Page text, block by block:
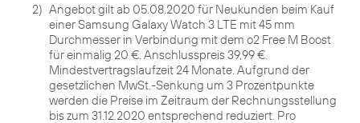
2) Angebot gilt ab 05.08.2020 für Neukunden beim Kauf
einer Samsung Galaxy Watch 3 LTE mit 45 mm
Durchmesser in Verbindung mit dem o2 Free M Boost
für einmalig 20 €. Anschlusspreis 39,99 €.
Mindestvertragslaufzeit 24 Monate. Aufgrund der
gesetzlichen MwSt.-Senkung um 3 Prozentpunkte
werden die Preise im Zeitraum der Rechnungsstellung
bis zum 31.12.2020 entsprechend reduziert. Pro